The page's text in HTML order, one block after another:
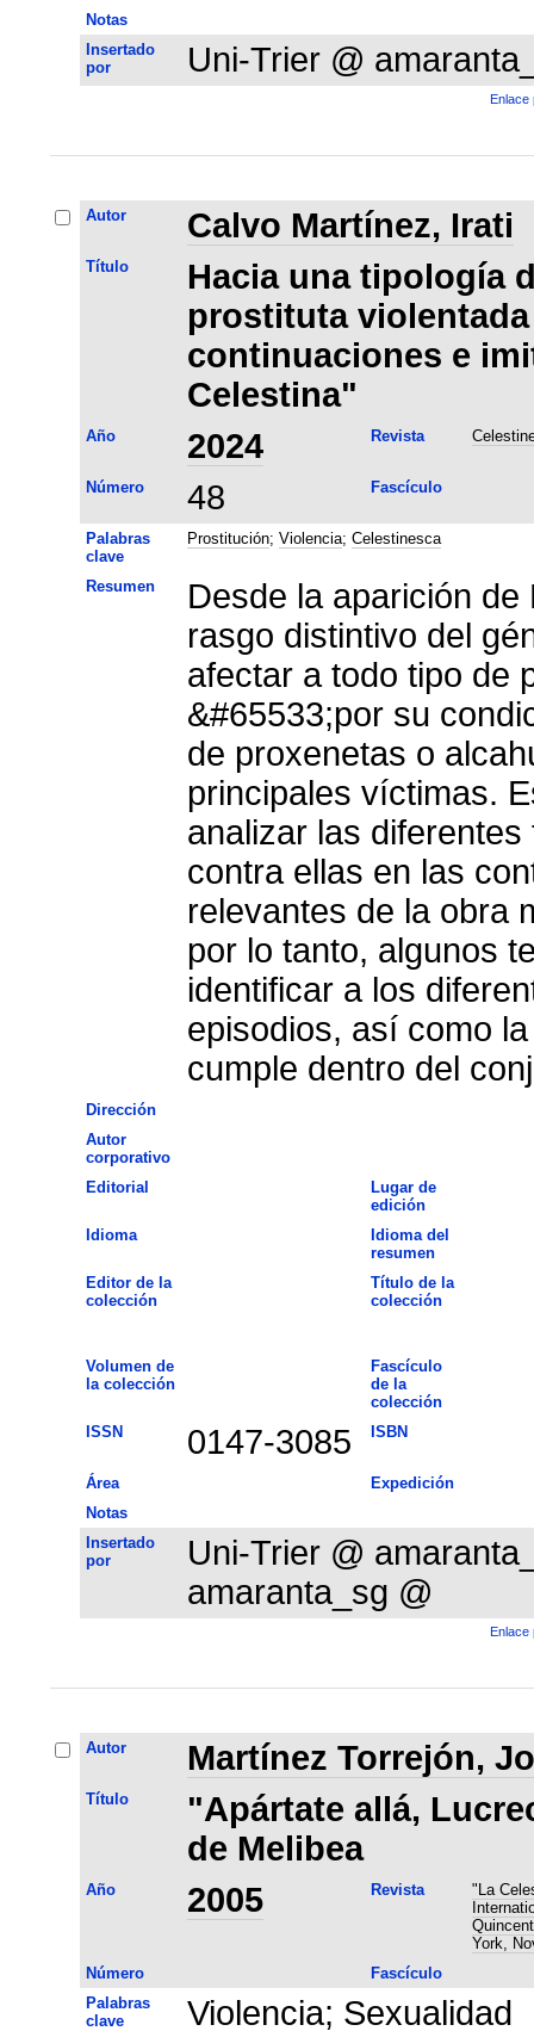
Notas
Insertado
por
Uni-Trier @
Enlace
Autor Calvo Martínez, Irati
Título
Hacia una tipología
prostituta
continuaciones e
Celestina"
Año 2024 Revista
Número 48 Fascículo
Palabras
clave
Prostitución; Violencia; Celestinesca
Resumen
Desde la aparición
rasgo distintivo del
afectar a todo tipo de
&#65533;por su
de proxenetas o
principales víctimas.
analizar las
contra ellas en las
relevantes de la obra
por lo tanto, algunos
identificar a los
episodios, así como
cumple dentro del
Dirección
Autor
corporativo
Editorial
Lugar de
edición
Idioma
Idioma del
resumen
Editor de la
colección
Título de la
colección
Volumen de
la colección
Fascículo
de la
colección
ISSN
0147-3085 ISBN
Área
Expedición
Notas
Insertado
por
Uni-Trier @
amaranta_sg @
Enlace
Autor Martínez Torrejón,
Título
"Apártate allá,
de Melibea
Año 2005 Revista
"La
York,
Número
Fascículo
Palabras
clave
Violencia; Sexualidad